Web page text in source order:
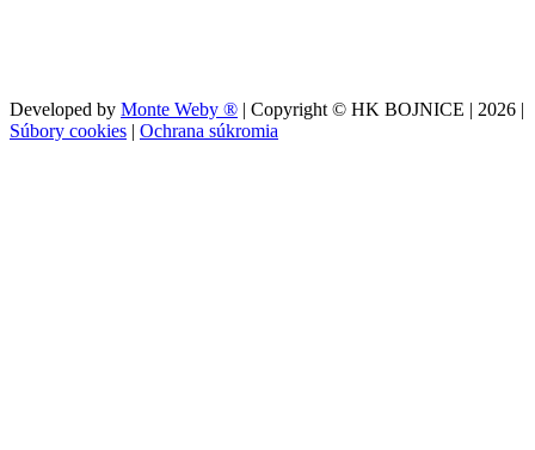
Developed by Monte Weby ® | Copyright © HK BOJNICE | 2026 |
Súbory cookies | Ochrana súkromia